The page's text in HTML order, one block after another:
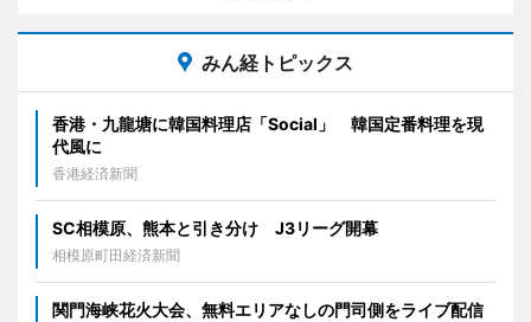
みん経トピックス
香港・九龍塘に韓国料理店「Social」 韓国定番料理を現
代風に
香港経済新聞
SC相模原、熊本と引き分け J3リーグ開幕
相模原町田経済新聞
関門海峡花火大会、無料エリアなしの門司側をライブ配信